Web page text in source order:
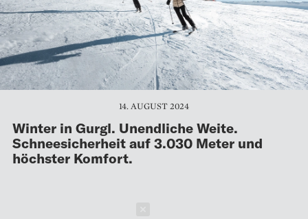
14. AUGUST 2024
Winter in Gurgl. Unendliche Weite.
Schneesicherheit auf 3.030 Meter und
höchster Komfort.